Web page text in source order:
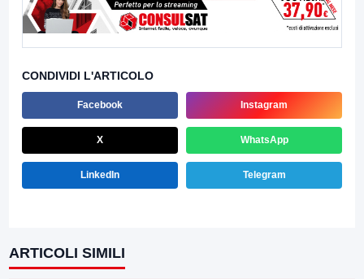
CONDIVIDI L'ARTICOLO
Facebook Instagram
X WhatsApp
LinkedIn Telegram
ARTICOLI SIMILI